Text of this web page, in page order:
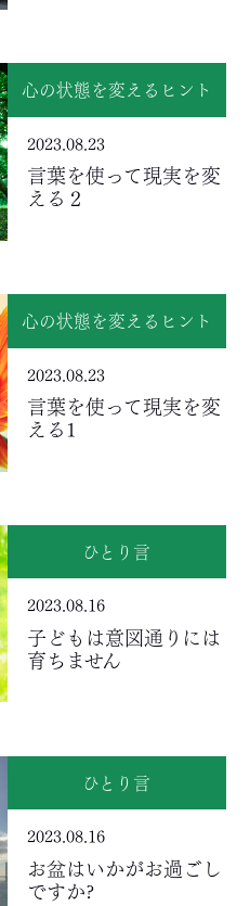
心の状態を変えるヒント
2023.08.23
言葉を使って現実を変
える２
心の状態を変えるヒント
2023.08.23
言葉を使って現実を変
える1
ひとり言
2023.08.16
子どもは意図通りには
育ちません
ひとり言
2023.08.16
お盆はいかがお過ごし
ですか?